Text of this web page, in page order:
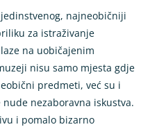
najneobičniji
za istraživanje
na uobičajenim
nisu samo mjesta gdje
predmeti, već su i
nezaboravna iskustva.
i pomalo bizarno